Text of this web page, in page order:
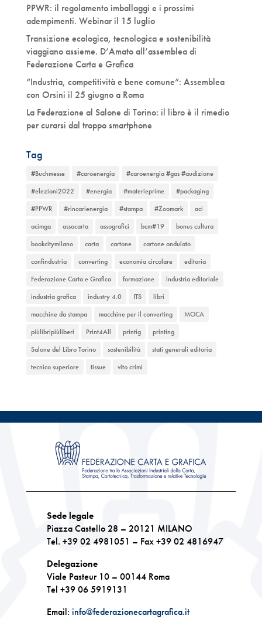
PPWR: il regolamento imballaggi e i prossimi
adempimenti. Webinar il 15 luglio
Transizione ecologica, tecnologica e sostenibilità
viaggiano assieme. D’Amato all’assemblea di
Federazione Carta e Grafica
“Industria, competitività e bene comune”: Assemblea
con Orsini il 25 giugno a Roma
La Federazione al Salone di Torino: il libro è il rimedio
per curarsi dal troppo smartphone
Tag
#Buchmesse #caroenergia
#caroenergia #gas #audizione
#elezioni2022
#energia #materieprime
#packaging
#PPWR
#rincarienergia #stampa #Zoomark
aci
acimga
assocarta assografici bcm#19
bonus cultura
bookcitymilano
carta cartone
cartone ondulato
confindustria
converting economia circolare
editoria
Federazione Carta e Grafica
formazione
industria editoriale
industria grafica
industry 4.0 ITS
libri
macchine da stampa
macchine per il converting
MOCA
piùlibripiùliberi
Print4All printig
printing
Salone del Libro Torino
sostenibilità
stati generali editoria
tecnico superiore
tissue vito crimi
Sede legale
Piazza Castello 28 – 20121 MILANO
Tel. +39 02 4981051 – Fax +39 02 4816947
Delegazione
Viale Pasteur 10 – 00144 Roma
Tel +39 06 5919131
Email: info@federazionecartagrafica.it